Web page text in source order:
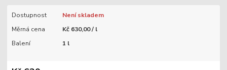
Dostupnost
Není skladem
Měrná cena
Kč 630,00 / l
Balení
1 l